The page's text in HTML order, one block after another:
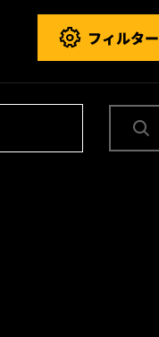
フィルタ